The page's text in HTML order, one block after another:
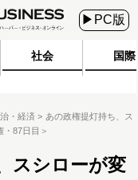
▶PC版
社会 国際
・経済
あの政権提灯持ち、ス
・87日目＞
スシローが変